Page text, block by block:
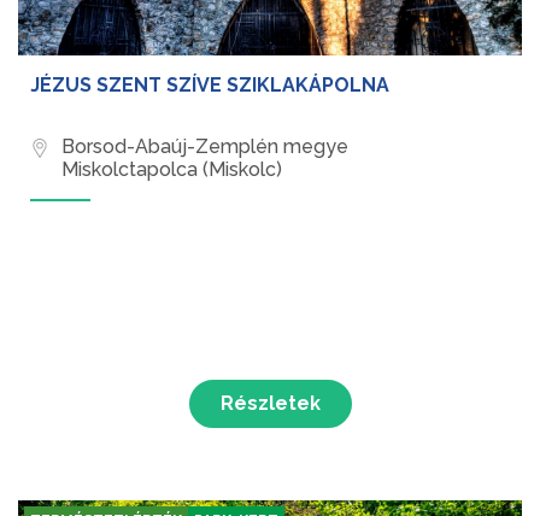
JÉZUS SZENT SZÍVE SZIKLAKÁPOLNA
Borsod-Abaúj-Zemplén megye
Miskolctapolca (Miskolc)
Részletek